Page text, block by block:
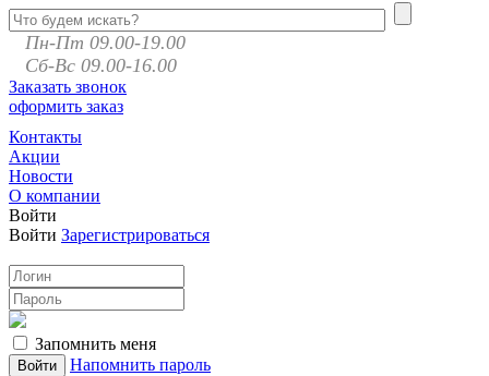
Пн-Пт 09.00-19.00
Сб-Вс 09.00-16.00
Заказать звонок
оформить заказ
Контакты
Акции
Новости
О компании
Войти
Войти Зарегистрироваться
Запомнить меня
Напомнить пароль